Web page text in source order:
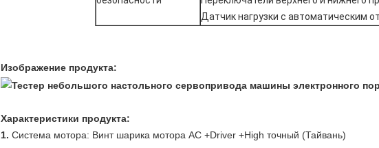
Датчик нагрузки с автоматическим
Изображение продукта:
Характеристики продукта:
1. Система мотора: Винт шарика мотора AC +Driver +High точный (Тайвань)